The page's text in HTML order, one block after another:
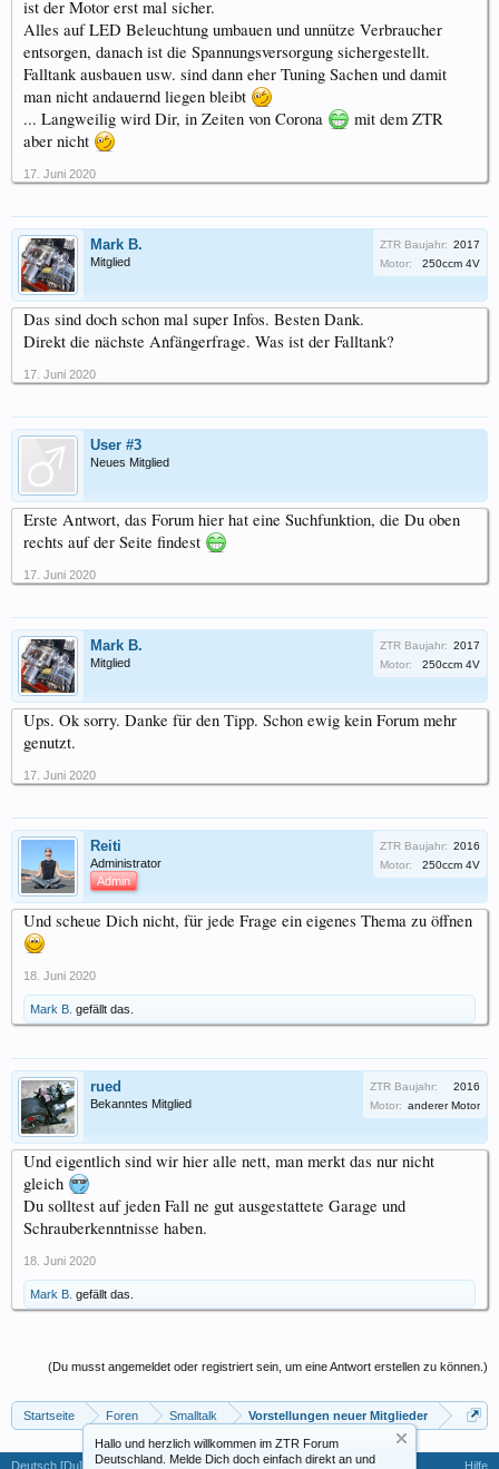
Hallo und herzlich willkommen im ZTR Forum
Deutschland. Melde Dich doch einfach direkt an und
ist der Motor erst mal sicher.
Alles auf LED Beleuchtung umbauen und unnütze Verbraucher
entsorgen, danach ist die Spannungsversorgung sichergestellt.
Falltank ausbauen usw. sind dann eher Tuning Sachen und damit
man nicht andauernd liegen bleibt
... Langweilig wird Dir, in Zeiten von Corona
mit dem ZTR
aber nicht
17. Juni 2020
Mark B.
Mitglied
ZTR Baujahr: 2017
Motor:
250ccm 4V
Das sind doch schon mal super Infos. Besten Dank.
Direkt die nächste Anfängerfrage. Was ist der Falltank?
17. Juni 2020
User #3
Neues Mitglied
Erste Antwort, das Forum hier hat eine Suchfunktion, die Du oben
rechts auf der Seite findest
17. Juni 2020
Mark B.
Mitglied
ZTR Baujahr: 2017
Motor:
250ccm 4V
Ups. Ok sorry. Danke für den Tipp. Schon ewig kein Forum mehr
genutzt.
17. Juni 2020
Reiti
Administrator
Admin
ZTR Baujahr: 2016
Motor:
250ccm 4V
Und scheue Dich nicht, für jede Frage ein eigenes Thema zu öffnen
18. Juni 2020
Mark B. gefällt das.
rued
Bekanntes Mitglied
ZTR Baujahr:
2016
Motor: anderer Motor
Und eigentlich sind wir hier alle nett, man merkt das nur nicht
gleich
Du solltest auf jeden Fall ne gut ausgestattete Garage und
Schrauberkenntnisse haben.
18. Juni 2020
Mark B. gefällt das.
(Du musst angemeldet oder registriert sein, um eine Antwort erstellen zu können.)
Startseite Foren Smalltalk Vorstellungen neuer Mitglieder
Deutsch [Du] Hilfe